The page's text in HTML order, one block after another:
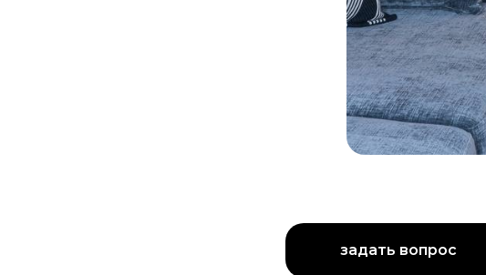
задать вопрос